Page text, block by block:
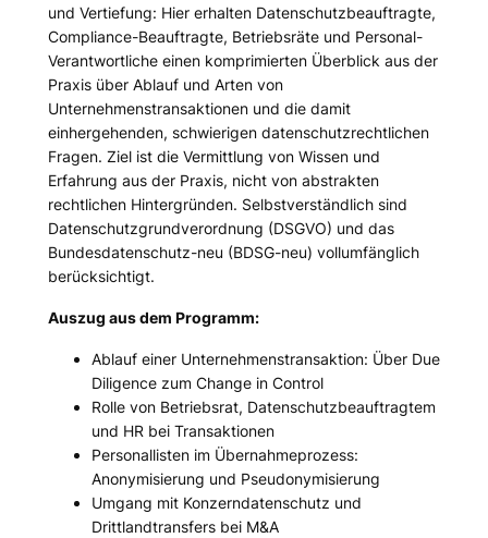
und Vertiefung: Hier erhalten Datenschutzbeauftragte,
Compliance-Beauftragte, Betriebsräte und Personal-
Verantwortliche einen komprimierten Überblick aus der
Praxis über Ablauf und Arten von
Unternehmenstransaktionen und die damit
einhergehenden, schwierigen datenschutzrechtlichen
Fragen. Ziel ist die Vermittlung von Wissen und
Erfahrung aus der Praxis, nicht von abstrakten
rechtlichen Hintergründen. Selbstverständlich sind
Datenschutzgrundverordnung (DSGVO) und das
Bundesdatenschutz-neu (BDSG-neu) vollumfänglich
berücksichtigt.
Auszug aus dem Programm:
Ablauf einer Unternehmenstransaktion: Über Due
Diligence zum Change in Control
Rolle von Betriebsrat, Datenschutzbeauftragtem
und HR bei Transaktionen
Personallisten im Übernahmeprozess:
Anonymisierung und Pseudonymisierung
Umgang mit Konzerndatenschutz und
Drittlandtransfers bei M&A